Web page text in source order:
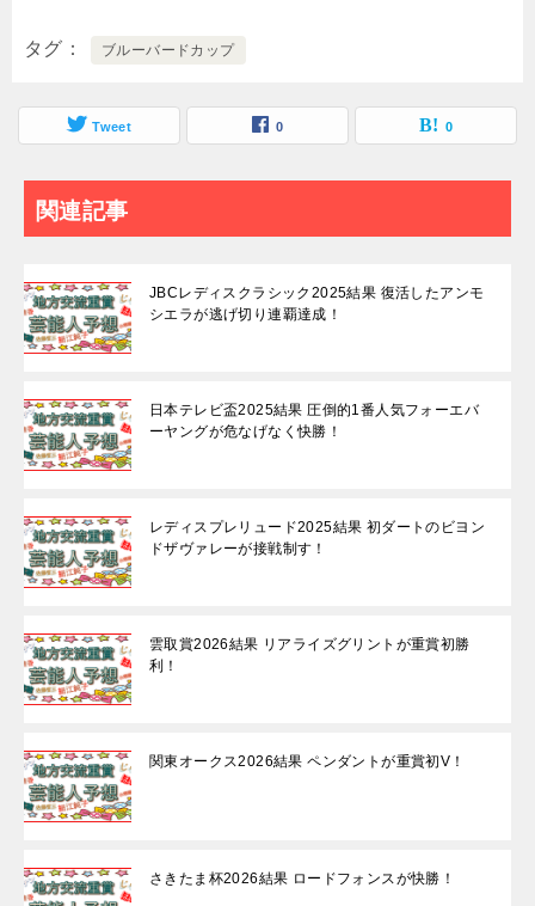
タグ ブルーバードカップ
Tweet 0 0
関連記事
JBCレディスクラシック2025結果 復活したアンモ
シエラが逃げ切り連覇達成！
日本テレビ盃2025結果 圧倒的1番人気フォーエバ
ーヤングが危なげなく快勝！
レディスプレリュード2025結果 初ダートのビヨン
ドザヴァレーが接戦制す！
雲取賞2026結果 リアライズグリントが重賞初勝
利！
関東オークス2026結果 ペンダントが重賞初V！
さきたま杯2026結果 ロードフォンスが快勝！